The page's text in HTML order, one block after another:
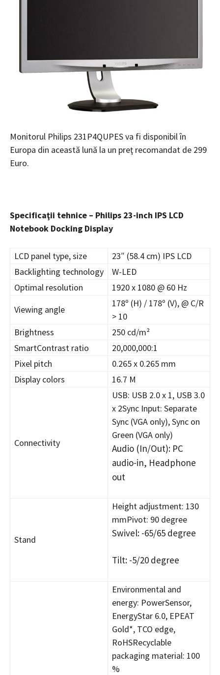
Monitorul Philips 231P4QUPES va fi disponibil în
Europa din această lună la un preţ recomandat de 299
Euro.
Specificaţii tehnice – Philips 23-inch IPS LCD
Notebook Docking Display
LCD panel type, size
23″ (58.4 cm) IPS LCD
Backlighting technology
W-LED
Optimal resolution
1920 x 1080 @ 60 Hz
Viewing angle
178º (H) / 178º (V), @ C/R
> 10
Brightness
250 cd/m²
SmartContrast ratio
20,000,000:1
Pixel pitch
0.265 x 0.265 mm
Display colors
16.7 M
Connectivity
USB: USB 2.0 x 1, USB 3.0
x 2Sync Input: Separate
Sync (VGA only), Sync on
Green (VGA only)
Audio (In/Out): PC
audio-in, Headphone
out
Stand
Height adjustment: 130
mmPivot: 90 degree
Swivel: -65/65 degree
Tilt: -5/20 degree
Environmental and
energy: PowerSensor,
EnergyStar 6.0, EPEAT
Gold*, TCO edge,
RoHSRecyclable
packaging material: 100
%